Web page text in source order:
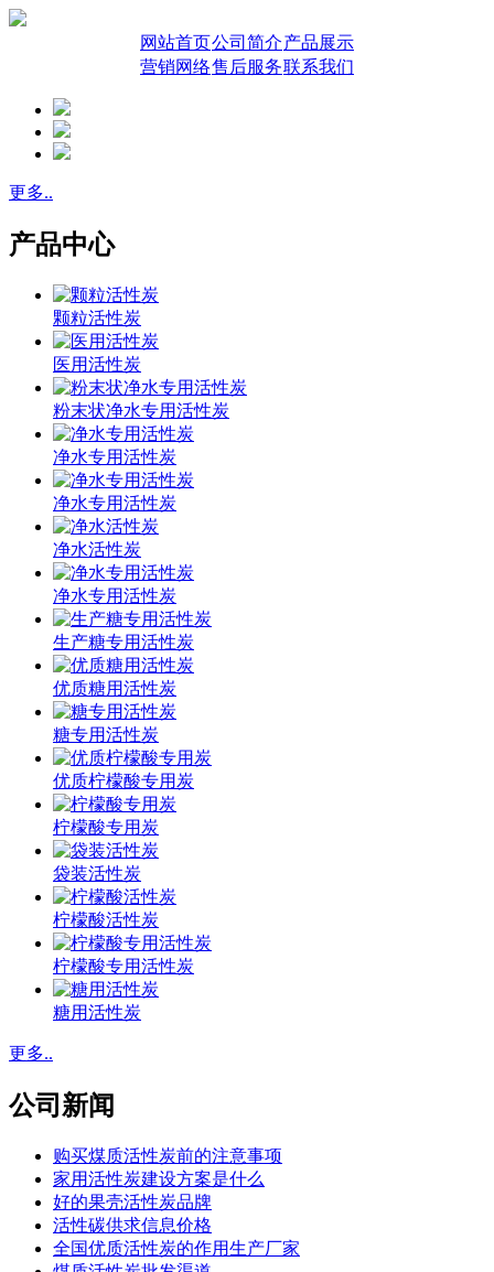
网站首页公司简介产品展示
营销网络售后服务联系我们
更多..
产品中心
颗粒活性炭
医用活性炭
粉末状净水专用活性炭
净水专用活性炭
净水专用活性炭
净水活性炭
净水专用活性炭
生产糖专用活性炭
优质糖用活性炭
糖专用活性炭
优质柠檬酸专用炭
柠檬酸专用炭
袋装活性炭
柠檬酸活性炭
柠檬酸专用活性炭
糖用活性炭
更多..
公司新闻
购买煤质活性炭前的注意事项
家用活性炭建设方案是什么
好的果壳活性炭品牌
活性碳供求信息价格
全国优质活性炭的作用生产厂家